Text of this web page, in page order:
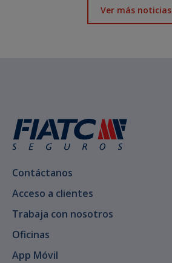
Ver más noticias
Contáctanos
Acceso a clientes
Trabaja con nosotros
Oficinas
App Móvil